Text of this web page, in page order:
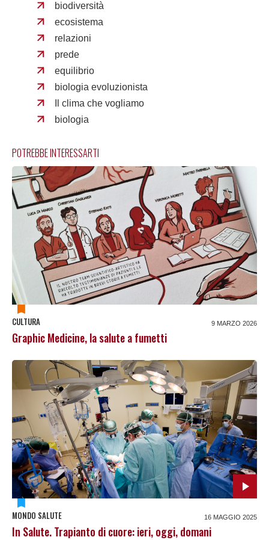
biodiversità
ecosistema
relazioni
prede
equilibrio
biologia evoluzionista
Il clima che vogliamo
biologia
POTREBBE INTERESSARTI
CULTURA 9 MARZO 2026
Graphic Medicine, la salute a fumetti
MONDO SALUTE 16 MAGGIO 2025
In Salute. Trapianto di cuore: ieri, oggi, domani